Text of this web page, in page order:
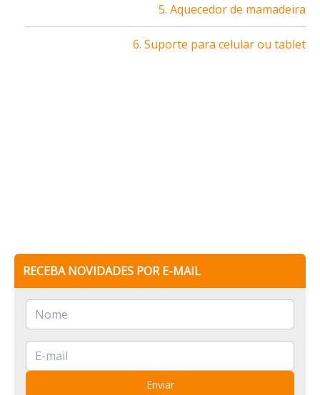
5. Aquecedor de mamadeira
6. Suporte para celular ou tablet
RECEBA NOVIDADES POR E-MAIL
Enviar